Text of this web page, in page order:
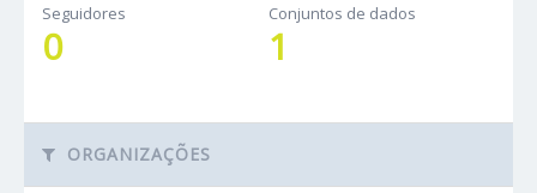
Seguidores
0
Conjuntos de dados
1
ORGANIZAÇÕES